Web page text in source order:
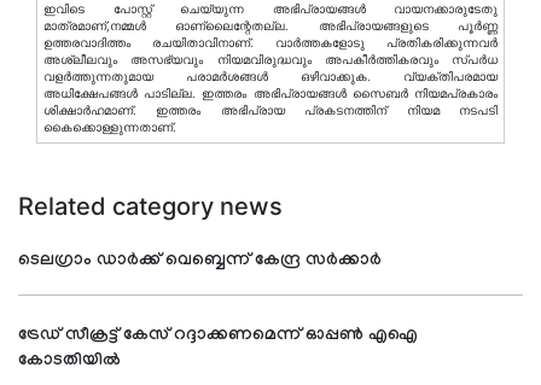
ഇവിടെ പോസ്റ്റ് ചെയ്യുന്ന അഭിപ്രായങ്ങള്‍ വായനക്കാരുടേതു
മാത്രമാണ്,നമ്മൾ ഓണ്ലൈന്റേതല്ല. അഭിപ്രായങ്ങളുടെ പൂർണ്ണ
ഉത്തരവാദിത്തം രചയിതാവിനാണ്. വാര്‍ത്തകളോടു പ്രതികരിക്കുന്നവര്‍
അശ്ലീലവും അസഭ്യവും നിയമവിരുദ്ധവും അപകീര്‍ത്തികരവും സ്പര്‍ധ
വളര്‍ത്തുന്നതുമായ പരാമര്‍ശങ്ങള്‍ ഒഴിവാക്കുക. വ്യക്തിപരമായ
അധിക്ഷേപങ്ങള്‍ പാടില്ല. ഇത്തരം അഭിപ്രായങ്ങള്‍ സൈബര്‍ നിയമപ്രകാരം
ശിക്ഷാര്‍ഹമാണ്. ഇത്തരം അഭിപ്രായ പ്രകടനത്തിന് നിയമ നടപടി
കൈക്കൊള്ളുന്നതാണ്.
Related category news
ടെലഗ്രാം ഡാര്‍ക്ക് വെബ്ബെന്ന് കേന്ദ്ര സര്‍ക്കാര്‍
ട്രേഡ് സീക്രട്ട് കേസ് റദ്ദാക്കണമെന്ന് ഓപ്പണ്‍ എഐ
കോടതിയില്‍